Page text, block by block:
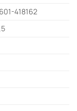
418162